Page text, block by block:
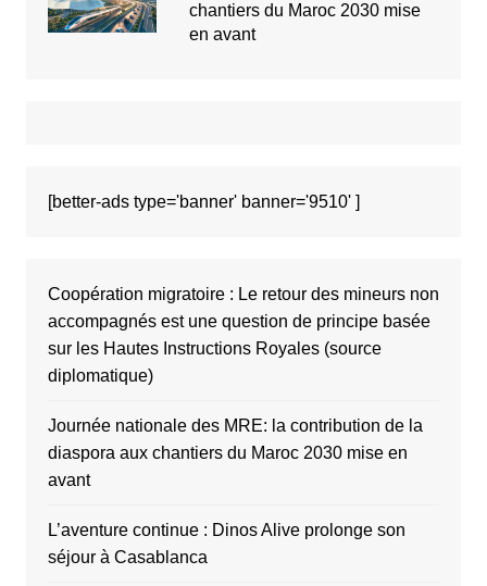
chantiers du Maroc 2030 mise
en avant
[better-ads type='banner' banner='9510' ]
Coopération migratoire : Le retour des mineurs non
accompagnés est une question de principe basée
sur les Hautes Instructions Royales (source
diplomatique)
Journée nationale des MRE: la contribution de la
diaspora aux chantiers du Maroc 2030 mise en
avant
L’aventure continue : Dinos Alive prolonge son
séjour à Casablanca